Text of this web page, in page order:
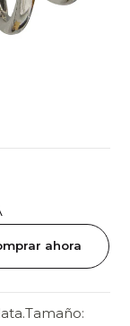
ahora